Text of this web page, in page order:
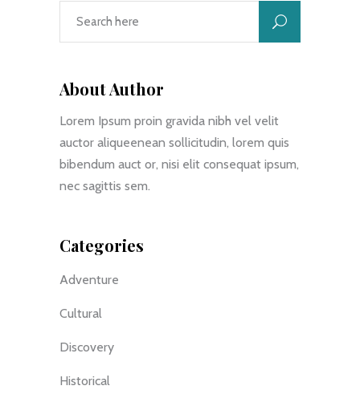
About Author
Lorem Ipsum proin gravida nibh vel velit
auctor aliqueenean sollicitudin, lorem quis
bibendum auct or, nisi elit consequat ipsum,
nec sagittis sem.
Categories
Adventure
Cultural
Discovery
Historical